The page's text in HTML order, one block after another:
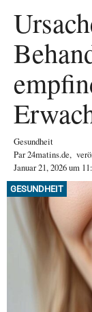
Gesundheit
Par24matins.de,
Januar 21, 2026 um
GESUNDHEIT